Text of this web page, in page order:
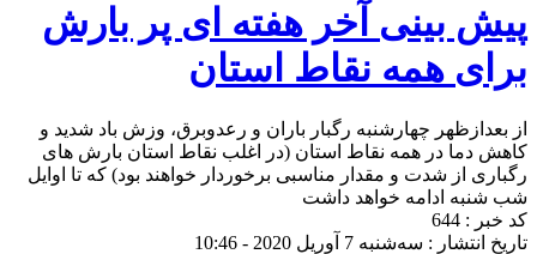
پیش بینی آخر هفته ای پر بارش
برای همه نقاط استان
از بعدازظهر چهارشنبه رگبار باران و رعدوبرق، وزش باد شدید و
کاهش دما در همه نقاط استان (در اغلب نقاط استان بارش های
رگباری از شدت و مقدار مناسبی برخوردار خواهند بود) که تا اوایل
شب شنبه ادامه خواهد داشت
کد خبر : 644
تاریخ انتشار : سه‌شنبه 7 آوریل 2020 - 10:46